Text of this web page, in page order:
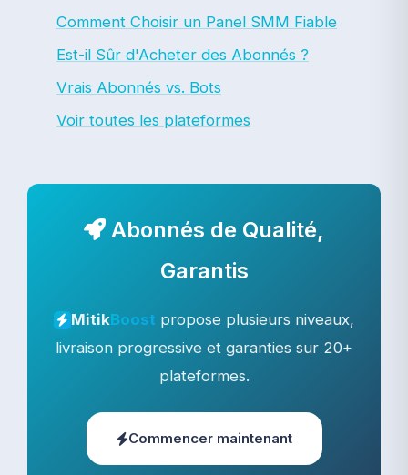
Comment Choisir un Panel SMM Fiable
Est-il Sûr d'Acheter des Abonnés ?
Vrais Abonnés vs. Bots
Voir toutes les plateformes
Abonnés de Qualité,
Garantis
MitikBoost propose plusieurs niveaux,
livraison progressive et garanties sur 20+
plateformes.
Commencer maintenant